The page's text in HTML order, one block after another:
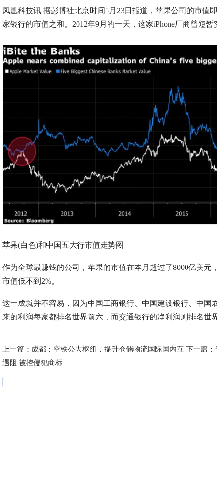
凤凰科技讯 据彭博社北京时间5月23日报道，苹果公司的市值
家银行的市值之和。2012年9月的一天，这家iPhone厂商曾短
苹果(白色)和中国五大行市值走势图
作为全球最赚钱的公司，苹果的市值在本月超过了8000亿美元
市值低不到2%。
这一成就并不容易，因为中国工商银行、中国建设银行、中国
来的利润每家都排名世界前六，而交通银行的净利润则排名世
上一篇： 成都：空铁公大枢纽，提升仓储物流国际国内互 下一篇：
遇阻 被控侵犯商标